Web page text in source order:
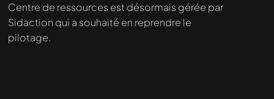
Centre de ressources est désormais gérée par
Sidaction qui a souhaité en reprendre le
pilotage.